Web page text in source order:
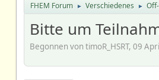
FHEM Forum ► Verschiedenes ►
Bitte um
Begonnen von timoR_HSRT, 09